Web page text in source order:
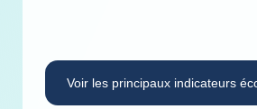
Voir les principaux indicateurs